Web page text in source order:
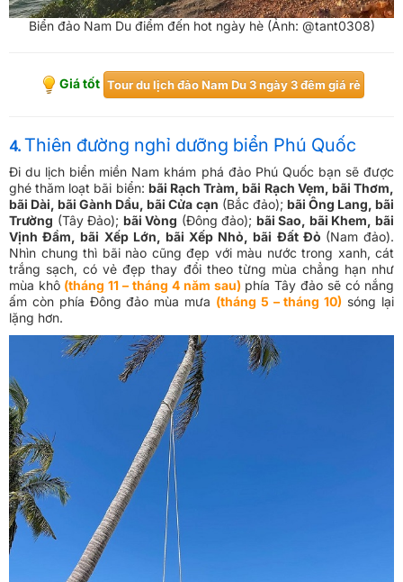
Biển đảo Nam Du điểm đến hot ngày hè (Ảnh: @tant0308)
Giá tốt ​Tour du lịch đảo Nam Du 3 ngày 3 đêm giá rẻ
4. Thiên đường nghỉ dưỡng biển Phú Quốc
Đi du lịch biển miền Nam khám phá đảo Phú Quốc bạn sẽ được
ghé thăm loạt bãi biển: bãi Rạch Tràm, bãi Rạch Vẹm, bãi Thơm,
bãi Dài, bãi Gành Dầu, bãi Cửa cạn (Bắc đảo); bãi Ông Lang, bãi
Trường (Tây Đảo); bãi Vòng (Đông đảo); bãi Sao, bãi Khem, bãi
Vịnh Đầm, bãi Xếp Lớn, bãi Xếp Nhỏ, bãi Đất Đỏ (Nam đảo).
Nhìn chung thì bãi nào cũng đẹp với màu nước trong xanh, cát
trắng sạch, có vẻ đẹp thay đổi theo từng mùa chẳng hạn như
mùa khô (tháng 11 – tháng 4 năm sau) phía Tây đảo sẽ có nắng
ấm còn phía Đông đảo mùa mưa (tháng 5 – tháng 10) sóng lại
lặng hơn.